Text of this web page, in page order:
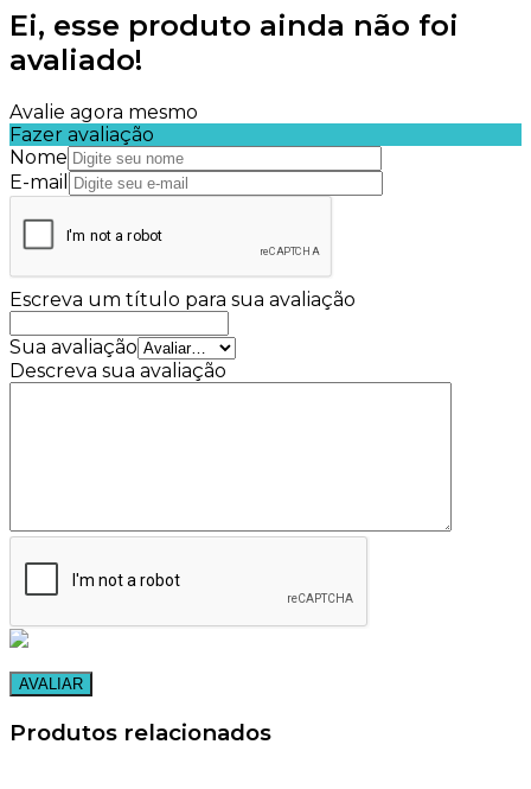
Ei, esse produto ainda não foi
avaliado!
Avalie agora mesmo
Fazer avaliação
Nome
E-mail
Escreva um título para sua avaliação
Sua avaliação
Descreva sua avaliação
Produtos relacionados